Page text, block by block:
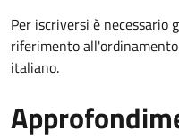
Per iscriversi è necessario
riferimento
italiano.